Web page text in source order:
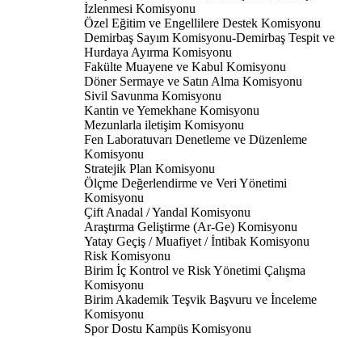
İzlenmesi Komisyonu
Özel Eğitim ve Engellilere Destek Komisyonu
Demirbaş Sayım Komisyonu-Demirbaş Tespit ve
Hurdaya Ayırma Komisyonu
Fakülte Muayene ve Kabul Komisyonu
Döner Sermaye ve Satın Alma Komisyonu
Sivil Savunma Komisyonu
Kantin ve Yemekhane Komisyonu
Mezunlarla iletişim Komisyonu
Fen Laboratuvarı Denetleme ve Düzenleme
Komisyonu
Stratejik Plan Komisyonu
Ölçme Değerlendirme ve Veri Yönetimi
Komisyonu
Çift Anadal / Yandal Komisyonu
Araştırma Geliştirme (Ar-Ge) Komisyonu
Yatay Geçiş / Muafiyet / İntibak Komisyonu
Risk Komisyonu
Birim İç Kontrol ve Risk Yönetimi Çalışma
Komisyonu
Birim Akademik Teşvik Başvuru ve İnceleme
Komisyonu
Spor Dostu Kampüs Komisyonu